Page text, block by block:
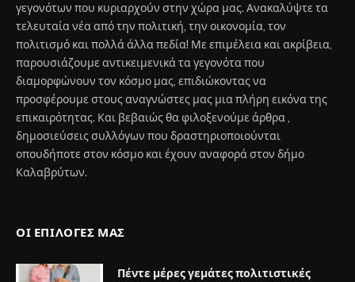
γεγονότων που κυριαρχούν στην χώρα μας. Ανακαλύψτε τα
τελευταία νέα από την πολιτική, την οικονομία, τον
πολιτισμό και πολλά άλλα πεδία! Με επιμέλεια και ακρίβεια,
παρουσιάζουμε αντικειμενικά τα γεγονότα που
διαμορφώνουν τον κόσμο μας, επιδιώκοντας να
προσφέρουμε στους αναγνώστες μας μια πλήρη εικόνα της
επικαιρότητας. Και βεβαιώς θα φιλοξενούμε άρθρα ,
δημοσιεύσεις συλλόγων που δραστηριοποιούνται
οπουδήποτε στον κόσμο και έχουν αναφορά στον δήμο
Καλαβρύτων.
ΟΙ ΕΠΙΛΟΓΈΣ ΜΑΣ
Πέντε μέρες γεμάτες πολιτιστικές